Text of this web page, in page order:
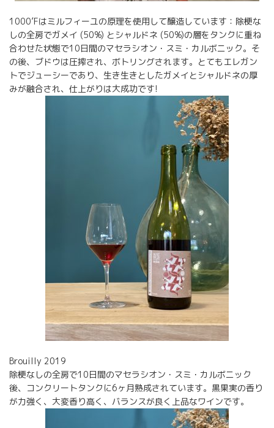
1000’Fはミルフィーユの原理を使用して醸造しています：除梗な
しの全房でガメイ (50%) とシャルドネ (50%)の層をタンクに重ね
合わせた状態で10日間のマセラシオン・スミ・カルボニック。そ
の後、ブドウは圧搾され、ボトリングされます。とてもエレガン
トでジューシーであり、生き生きとしたガメイとシャルドネの厚
みが融合され、仕上がりは大成功です!
Brouilly 2019
除梗なしの全房で10日間のマセラシオン・スミ・カルボニック
後、コンクリートタンクに6ヶ月熟成されています。黒果実の香り
が力強く、大変香り高く、バランスが良く上品なワインです。